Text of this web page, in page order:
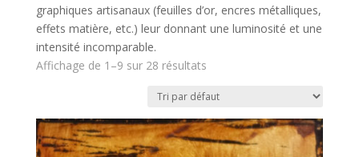
graphiques artisanaux (feuilles d’or, encres métalliques,
effets matière, etc.) leur donnant une luminosité et une
intensité incomparable.
Affichage de 1–9 sur 28 résultats